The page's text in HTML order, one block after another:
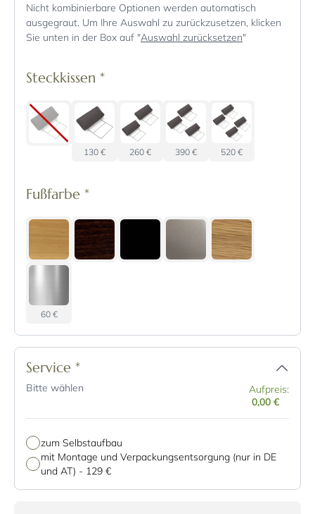
Nicht kombinierbare Optionen werden automatisch
ausgegraut. Um Ihre Auswahl zu zurückzusetzen, klicken
Sie unten in der Box auf "Auswahl zurücksetzen"
Steckkissen *
130 € 260 € 390 € 520 €
Fußfarbe *
60 €
Service *
Bitte wählen
Aufpreis:
0,00 €
zum Selbstaufbau
mit Montage und Verpackungsentsorgung (nur in DE
und AT) - 129 €